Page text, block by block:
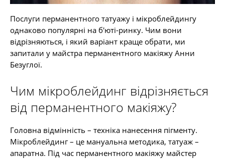
Послуги перманентного татуажу і мікроблейдингу
однаково популярні на б'юті-ринку. Чим вони
відрізняються, і який варіант краще обрати, ми
запитали у майстра перманентного макіяжу Анни
Безуглої.
Чим мікроблейдинг відрізняється
від перманентного макіяжу?
Головна відмінність – техніка нанесення пігменту.
Мікроблейдинг – це мануальна методика, татуаж –
апаратна. Під час перманентного макіяжу майстер